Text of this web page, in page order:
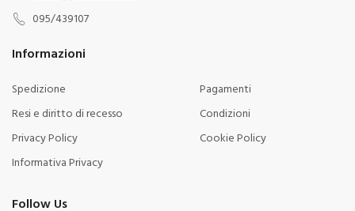
095/439107
Informazioni
Spedizione
Pagamenti
Resi e diritto di recesso
Condizioni
Privacy Policy
Cookie Policy
Informativa Privacy
Follow Us